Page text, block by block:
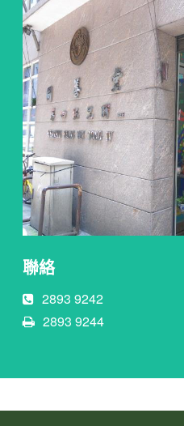
聯絡
2893 9242
2893 9244